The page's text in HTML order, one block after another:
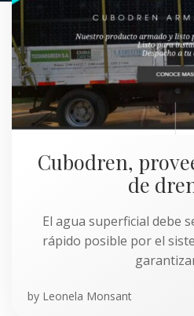
Cubodren,
de
El agua superficial debe
rápido posible por el
by Leonela Monsant